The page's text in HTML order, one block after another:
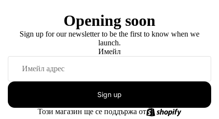
Opening soon
Sign up for our newsletter to be the first to know when we
launch.
Имейл
Sign up
Този магазин ще се поддържа от